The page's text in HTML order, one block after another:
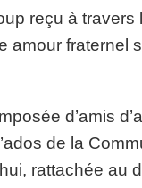
reçu à travers
amour fraternel
d’amis
de la
rattachée au